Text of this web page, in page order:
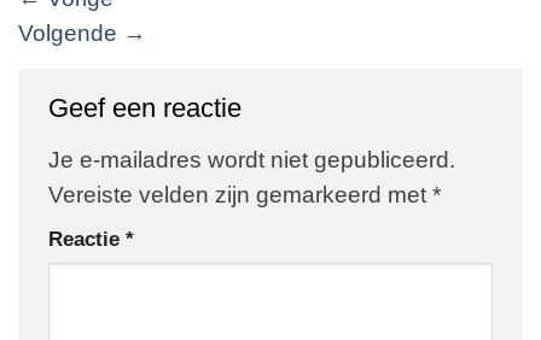
Volgende →
Geef een reactie
Je e-mailadres wordt niet gepubliceerd.
Vereiste velden zijn gemarkeerd met *
Reactie *